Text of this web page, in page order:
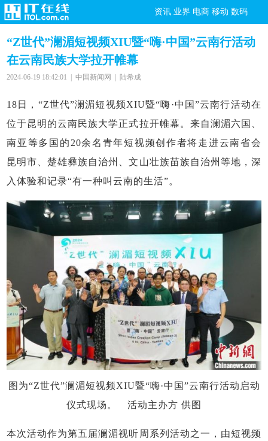
资讯 业界 电商 移动 数码
“Z世代”澜湄短视频XIU暨“嗨·中国”云南行活动
在云南民族大学拉开帷幕
2024-06-19 18:42:01 | 中国新闻网 | 陆希成
18日，“Z世代”澜湄短视频XIU暨“嗨·中国”云南行活动在
位于昆明的云南民族大学正式拉开帷幕。来自澜湄六国、
南亚等多国的20余名青年短视频创作者将走进云南省会
昆明市、楚雄彝族自治州、文山壮族苗族自治州等地，深
入体验和记录“有一种叫云南的生活”。
图为“Z世代”澜湄短视频XIU暨“嗨·中国”云南行活动启动
仪式现场。 活动主办方 供图
本次活动作为第五届澜湄视听周系列活动之一，由短视频